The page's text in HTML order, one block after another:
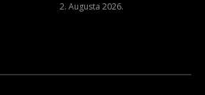
2. Augusta 2026.